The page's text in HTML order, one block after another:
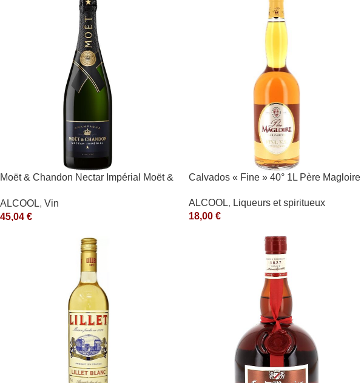
Moët & Chandon Nectar Impérial Moët &
ALCOOL, Vin
45,04 €
Calvados « Fine » 40° 1L Père Magloire
ALCOOL, Liqueurs et spiritueux
18,00 €